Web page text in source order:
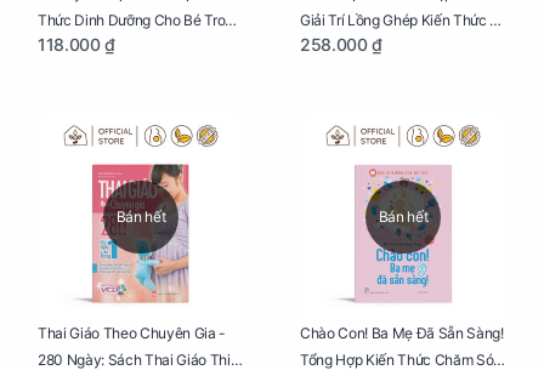
Thức Dinh Dưỡng Cho Bé Trong
Tuổi Ăn Dặm
118.000 ₫
Giải Trí Lồng Ghép Kiến Thức Và
Lời Khuyên Mang Thai Bổ Ích
258.000 ₫
Bán hết
Thai Giáo Theo Chuyên Gia -
280 Ngày: Sách Thai Giáo Thiết
Bán hết
Chào Con! Ba Mẹ Đã Sẵn Sàng!
Tổng Hợp Kiến Thức Chăm Sóc